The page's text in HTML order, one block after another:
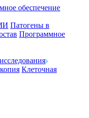
обеспечение
Патогены в
Программное
Клеточная